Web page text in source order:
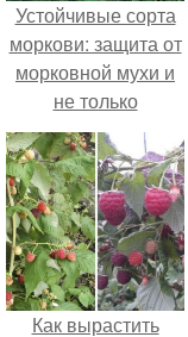
Устойчивые сорта
моркови: защита от
морковной мухи и
не только
Как вырастить